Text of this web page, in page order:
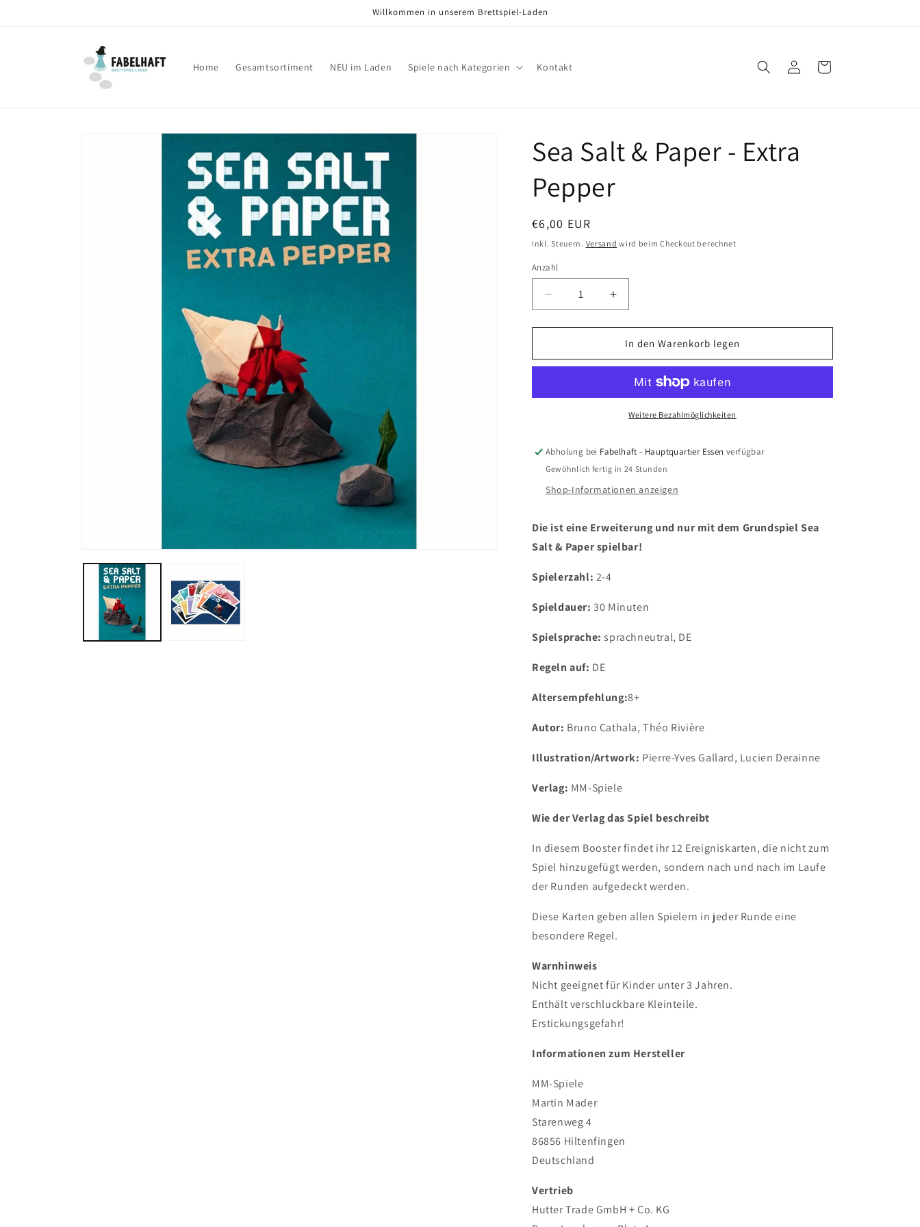
Willkommen in unserem Brettspiel-Laden
Home Gesamtsortiment NEU im Laden Spiele nach Kategorien Kontakt EinloggenWarenkorb
Sea Salt & Paper - Extra
Pepper
Normaler
Preis
€6,00 EUR
Inkl. Steuern. Versand wird beim Checkout berechnet
Anzahl
Verringere
die
Menge
Sea
Paper
Erhöhe
die
Menge
für
Sea
&amp;
Paper
In den Warenkorb legen
Weitere Bezahlmöglichkeiten
Abholung bei Fabelhaft - Hauptquartier Essen verfügbar
Gewöhnlich fertig in 24 Stunden
Shop-Informationen anzeigen
Die ist eine Erweiterung und nur mit dem Grundspiel Sea
Salt & Paper spielbar!
Spielerzahl: 2-4
Spieldauer:30 Minuten
Spielsprache:sprachneutral, DE
Regeln auf: DE
Altersempfehlung:8+
Autor: Bruno Cathala, Théo Rivière
Illustration/Artwork: Pierre-Yves Gallard, Lucien Derainne
Verlag: MM-Spiele
Wie der Verlag das Spiel beschreibt
In diesem Booster findet ihr 12 Ereigniskarten, die nicht zum
Spiel hinzugefügt werden, sondern nach und nach im Laufe
der Runden aufgedeckt werden.
Diese Karten geben allen Spielern in jeder Runde eine
besondere Regel.
Warnhinweis
Nicht geeignet für Kinder unter 3 Jahren.
Enthält verschluckbare Kleinteile.
Erstickungsgefahr!
Informationen zum Hersteller
MM-Spiele
Martin Mader
Starenweg 4
86856 Hiltenfingen
Deutschland
Vertrieb
Hutter Trade GmbH + Co. KG